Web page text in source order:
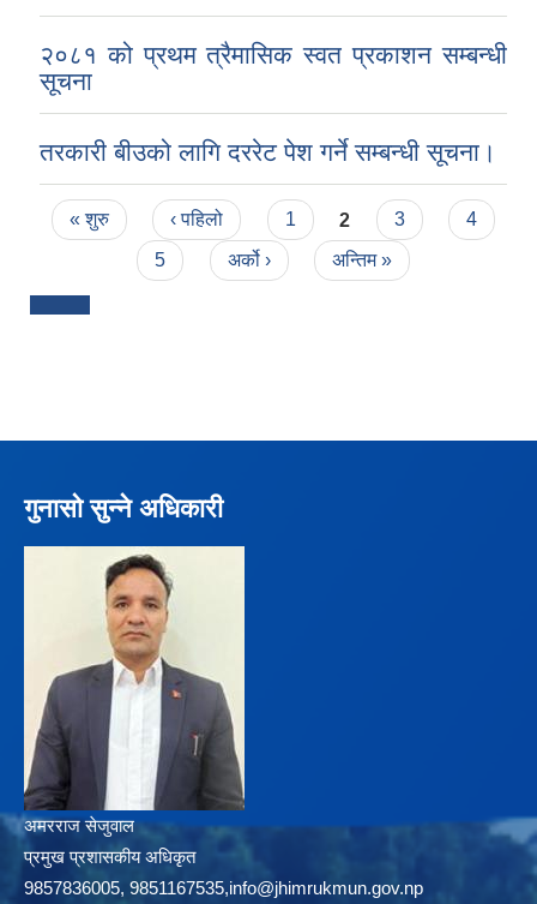
२०८१ को प्रथम त्रैमासिक स्वत प्रकाशन सम्बन्धी
सूचना
तरकारी बीउको लागि दररेट पेश गर्ने सम्बन्धी सूचना।
Pages
« शुरु ‹ पहिलो 1 2 3
4
5
अर्को › अन्तिम »
गुनासो सुन्ने अधिकारी
अमरराज सेजुवाल
प्रमुख प्रशासकीय अधिकृत
9857836005, 9851167535,info@jhimrukmun.gov.np